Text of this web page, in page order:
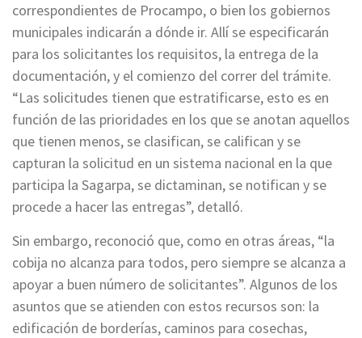
correspondientes de Procampo, o bien los gobiernos
municipales indicarán a dónde ir. Allí se especificarán
para los solicitantes los requisitos, la entrega de la
documentación, y el comienzo del correr del trámite.
“Las solicitudes tienen que estratificarse, esto es en
función de las prioridades en los que se anotan aquellos
que tienen menos, se clasifican, se califican y se
capturan la solicitud en un sistema nacional en la que
participa la Sagarpa, se dictaminan, se notifican y se
procede a hacer las entregas”, detalló.
Sin embargo, reconoció que, como en otras áreas, “la
cobija no alcanza para todos, pero siempre se alcanza a
apoyar a buen número de solicitantes”. Algunos de los
asuntos que se atienden con estos recursos son: la
edificación de borderías, caminos para cosechas,